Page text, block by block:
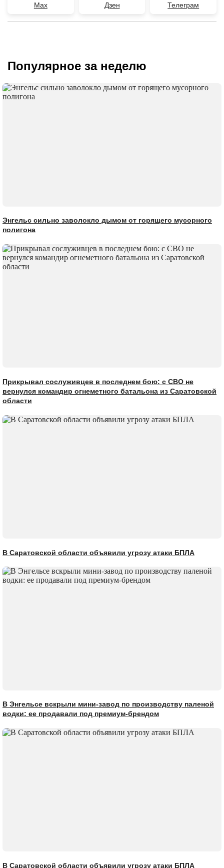
Max Дзен Телеграм
Популярное за неделю
Энгельс сильно заволокло дымом от горящего мусорного
полигона
Прикрывал сослуживцев в последнем бою: с СВО не
вернулся командир огнеметного батальона из Саратовской
области
В Саратовской области объявили угрозу атаки БПЛА
В Энгельсе вскрыли мини-завод по производству паленой
водки: ее продавали под премиум-брендом
В Саратовской области объявили угрозу атаки БПЛА